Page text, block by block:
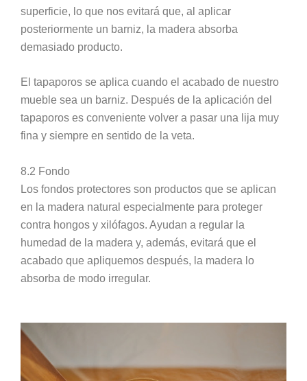
superficie, lo que nos evitará que, al aplicar
posteriormente un barniz, la madera absorba
demasiado producto.
El tapaporos se aplica cuando el acabado de nuestro
mueble sea un barniz. Después de la aplicación del
tapaporos es conveniente volver a pasar una lija muy
fina y siempre en sentido de la veta.
8.2 Fondo
Los fondos protectores son productos que se aplican
en la madera natural especialmente para proteger
contra hongos y xilófagos. Ayudan a regular la
humedad de la madera y, además, evitará que el
acabado que apliquemos después, la madera lo
absorba de modo irregular.